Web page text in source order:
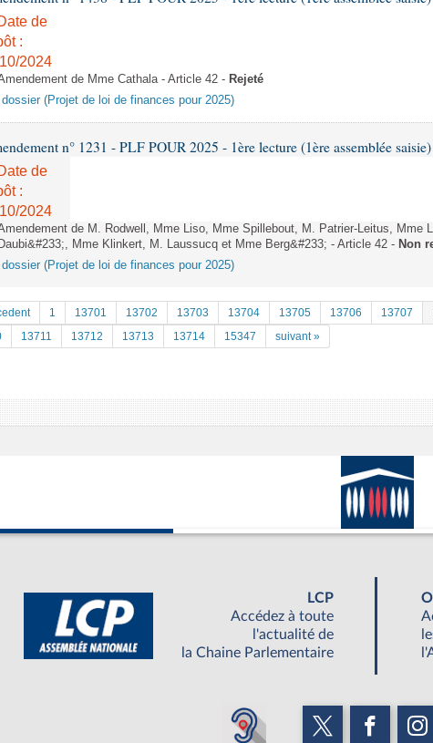
de
:
2024
de Mme Cathala - Article 42 - Rejeté
(Projet de loi de finances pour 2025)
n° 1231 - PLF POUR 2025 - 1ère lecture (1ère assemblée
de
:
2024
de M. Rodwell, Mme Liso, Mme Spillebout, M. Patrier-Leitus, Mme
Daubi&#233;, Mme Klinkert, M. Laussucq et Mme Berg&#233; - Article 42 - Non
(Projet de loi de finances pour 2025)
1 13701 13702 13703 13704 13705 13706 13707
13711 13712 13713 13714 15347 suivant »
LCP
Accédez à toute
l'actualité de
la Chaine Parlementaire